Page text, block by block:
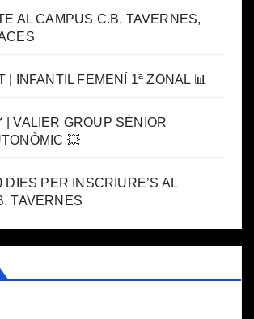
AL CAMPUS C.B. TAVERNES,
| INFANTIL FEMENÍ 1ª ZONAL 📊
| VALIER GROUP SÈNIOR
💥
PER INSCRIURE’S AL
TAVERNES